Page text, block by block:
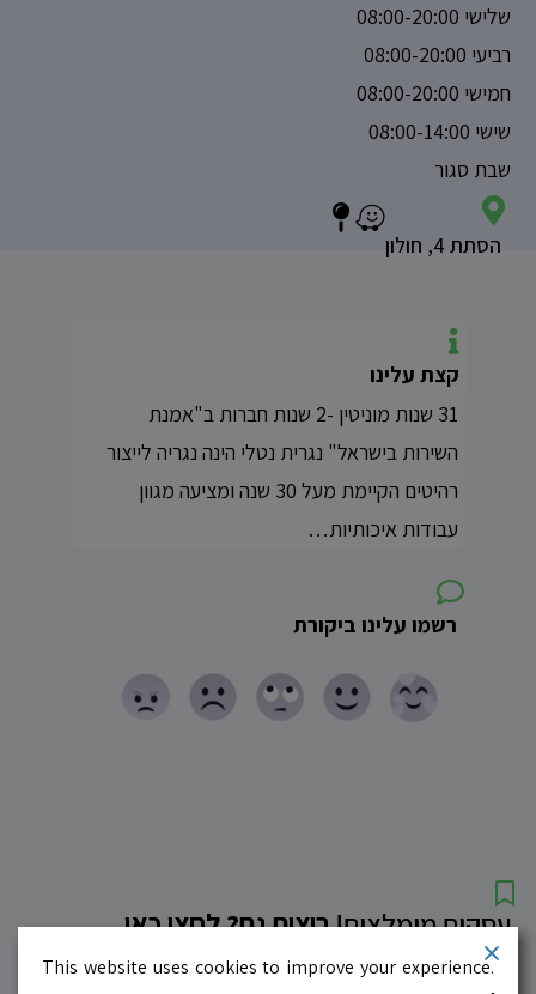
שלישי 08:00-20:00
רביעי 08:00-20:00
חמישי 08:00-20:00
שישי 08:00-14:00
שבת סגור
הסתת 4, חולון
קצת עלינו
31 שנות מוניטין -2 שנות חברות ב"אמנת
השירות בישראל" נגרית נטלי הינה נגריה לייצור
רהיטים הקיימת מעל 30 שנה ומציעה מגוון
עבודות איכותיות…
רשמו עלינו ביקורת
עסקים מומלצים!רוצים גם? לחצו כאן
This website uses cookies to improve your experience.